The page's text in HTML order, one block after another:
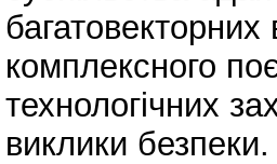
багатовекторних
комплексного
технологічних
виклики безпеки.